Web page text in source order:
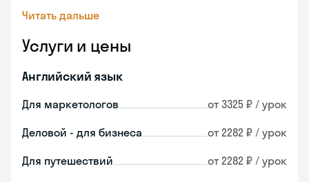
Читать дальше
Услуги и цены
Английский язык
Для маркетологов от 3325 ₽ / урок
Деловой - для бизнеса от 2282 ₽ / урок
Для путешествий от 2282 ₽ / урок